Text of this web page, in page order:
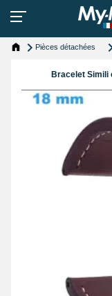
Pièces détachées
Bracelet Simili